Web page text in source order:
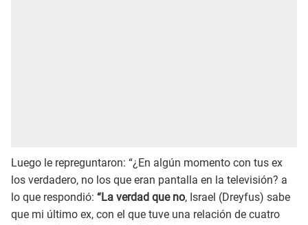
Luego le repreguntaron: “¿En algún momento con tus ex
los verdadero, no los que eran pantalla en la televisión? a
lo que respondió: “La verdad que no, Israel (Dreyfus) sabe
que mi último ex, con el que tuve una relación de cuatro